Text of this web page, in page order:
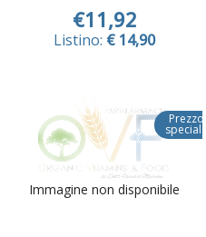
€11,92
Listino: € 14,90
Immagine non disponibile
Prezzo